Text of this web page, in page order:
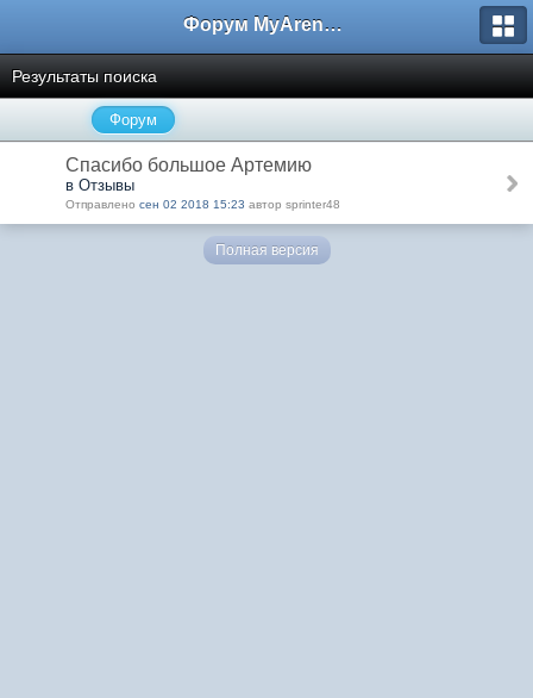
Форум MyArena.ru
Результаты поиска
Форум
Спасибо большое Артемию
в Отзывы
Отправлено сен 02 2018 15:23 автор sprinter48
Полная версия